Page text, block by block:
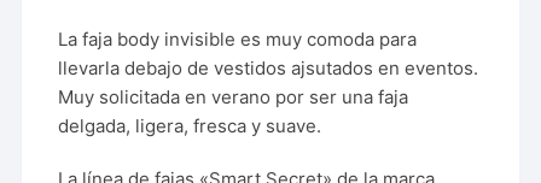
La faja body invisible es muy comoda para
llevarla debajo de vestidos ajsutados en eventos.
Muy solicitada en verano por ser una faja
delgada, ligera, fresca y suave.